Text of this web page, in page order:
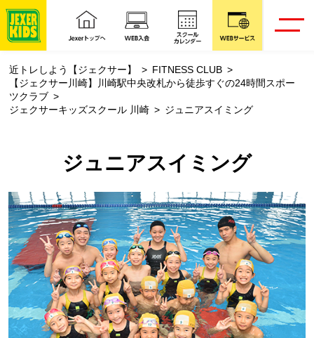
近トレしよう【ジェクサー】
FITNESS CLUB
【ジェクサー川崎】川崎駅中央改札から徒歩すぐの24時間スポー
ツクラブ
ジェクサーキッズスクール 川崎
ジュニアスイミング
ジュニアスイミング